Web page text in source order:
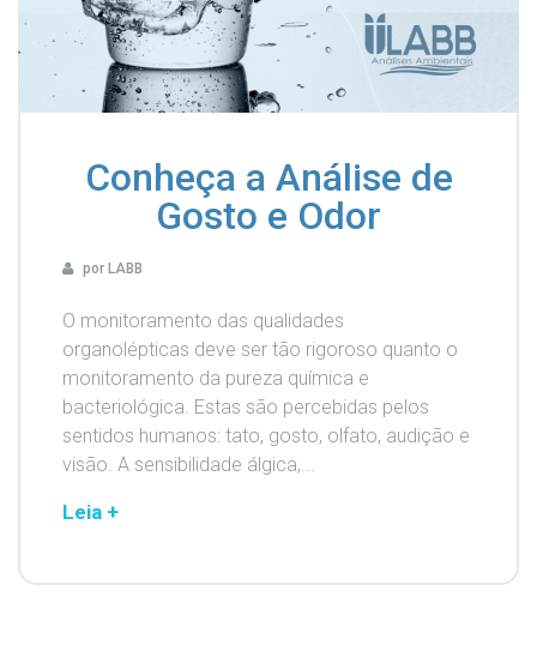
Conheça a Análise de
Gosto e Odor
por LABB
O monitoramento das qualidades
organolépticas deve ser tão rigoroso quanto o
monitoramento da pureza química e
bacteriológica. Estas são percebidas pelos
sentidos humanos: tato, gosto, olfato, audição e
visão. A sensibilidade álgica,...
Leia +